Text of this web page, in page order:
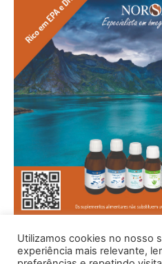
Utilizamos cookies no nosso
experiência mais relevante,